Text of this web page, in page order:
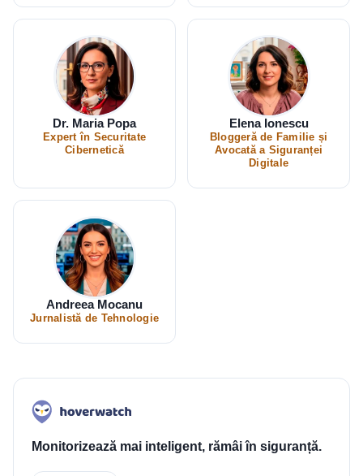
Dr. Maria Popa
Expert în Securitate
Cibernetică
Elena Ionescu
Bloggeră de Familie și
Avocată a Siguranței
Digitale
Andreea Mocanu
Jurnalistă de Tehnologie
Monitorizează mai inteligent, rămâi în siguranță.